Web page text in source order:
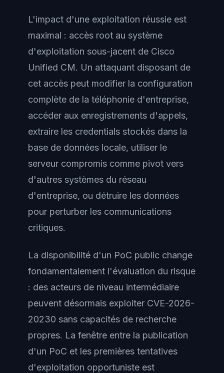
L'impact d'une exploitation réussie est
maximal : accès root au système
d'exploitation sous-jacent de Cisco
Unified CM. Un attaquant disposant de
cet accès peut modifier la configuration
complète de la téléphonie d'entreprise,
accéder aux enregistrements d'appels,
extraire les credentials stockés dans la
base de données locale, utiliser le
serveur compromis comme pivot vers
d'autres systèmes du réseau
d'entreprise, ou détruire les données
pour perturber les communications
critiques.
La disponibilité d'un PoC public change
fondamentalement l'évaluation du risque
: des acteurs de niveau intermédiaire
peuvent désormais exploiter CVE-2026-
20230 sans capacités de recherche
propres. La fenêtre entre la publication
d'un PoC et les premières tentatives
d'exploitation opportuniste est